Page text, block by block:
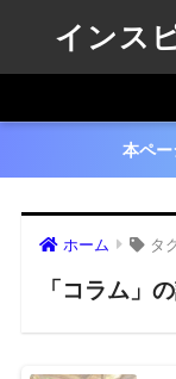
インス
本ペ
ホーム タ
「コラム」